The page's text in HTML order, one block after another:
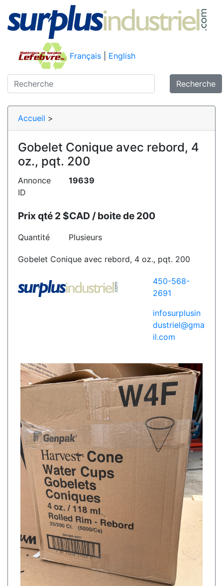
Français English
Recherche
Accueil >
Gobelet Conique avec rebord, 4
oz., pqt. 200
Annonce
ID
19639
Prix qté 2 $CAD / boite de 200
Quantité Plusieurs
Gobelet Conique avec rebord, 4 oz., pqt. 200
450-568-
2691
infosurplusin
dustriel@gma
il.com